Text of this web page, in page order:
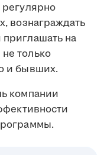
вознаграждать
на
только
и бывших.
компании